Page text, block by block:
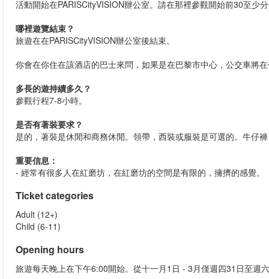
活動開始在PARISCityVISION辦公室。請在那裡參觀開始前30至少
哪裡遊覽結束？
旅遊在在PARISCityVISION辦公室後結束。
你會在你住在該酒店的巴士來問，如果是在巴黎市中心，公交車將
多長的遊持續多久？
參觀行程7-8小時。
是否有著裝要求？
是的，著裝是休閒和商務休閒。領帶，西裝或服裝是可選的。牛仔
重要信息：
- 經常有很多人在紅磨坊，在紅磨坊的空間是有限的，擁擠的感覺。
Ticket categories
Adult (12+)
Child (6-11)
Opening hours
旅遊每天晚上在下午6:00開始。從十一月1日 - 3月僅週四31日至週